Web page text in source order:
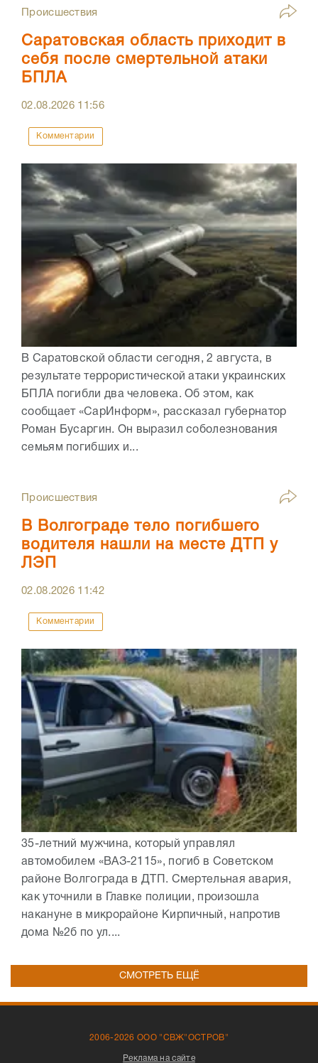
Происшествия
Саратовская область приходит в
себя после смертельной атаки
БПЛА
02.08.2026 11:56
Комментарии
В Саратовской области сегодня, 2 августа, в
результате террористической атаки украинских
БПЛА погибли два человека. Об этом, как
сообщает «СарИнформ», рассказал губернатор
Роман Бусаргин. Он выразил соболезнования
семьям погибших и...
Происшествия
В Волгограде тело погибшего
водителя нашли на месте ДТП у
ЛЭП
02.08.2026 11:42
Комментарии
35-летний мужчина, который управлял
автомобилем «ВАЗ-2115», погиб в Советском
районе Волгограда в ДТП. Смертельная авария,
как уточнили в Главке полиции, произошла
накануне в микрорайоне Кирпичный, напротив
дома №2б по ул....
СМОТРЕТЬ ЕЩЁ
2006-2026 ООО "СВЖ"ОСТРОВ"
Реклама на сайте